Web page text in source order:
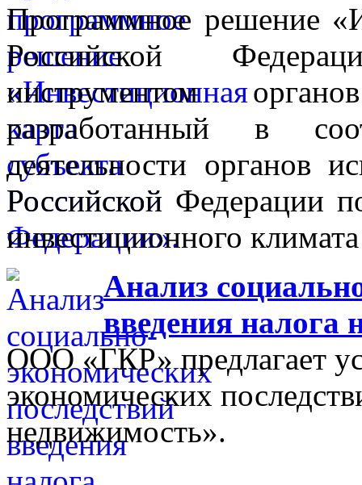
Программное решение
Российской
инструментом
разработанный в
деятельности органов
Российской Федерации
инвестиционного
Анализ
введения налога
ООО «ГКР» предлагает
экономических
недвижимость».